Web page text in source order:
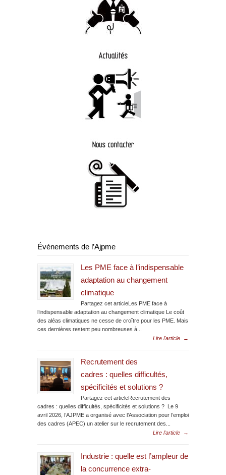
Événements de l’Ajpme
Les PME face à l’indispensable
adaptation au changement
climatique
Partagez cet articleLes PME face à
l’indispensable adaptation au changement climatique Le coût
des aléas climatiques ne cesse de croître pour les PME. Mais
ces dernières restent peu nombreuses à...
Lire l'article
→
Recrutement des
cadres : quelles difficultés,
spécificités et solutions ?
Partagez cet articleRecrutement des
cadres : quelles difficultés, spécificités et solutions ? Le 9
avril 2026, l’AJPME a organisé avec l’Association pour l’emploi
des cadres (APEC) un atelier sur le recrutement des...
Lire l'article
→
Industrie : quelle est l’ampleur de
la concurrence extra-